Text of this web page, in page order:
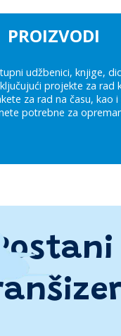
PROIZVODI
udžbenici, knjige,
projekte za rad
za rad na času, kao
potrebne za
Postani